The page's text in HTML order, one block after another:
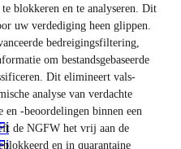
blokkeren en te analyseren. Dit
uw verdediging heen glippen.
bedreigingsfiltering,
om bestandsgebaseerde
Dit elimineert vals-
analyse van verdachte
en -beoordelingen binnen een
de NGFW het vrij aan de
en in quarantaine